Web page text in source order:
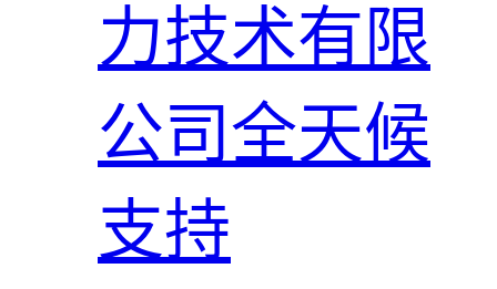
力技术有限
公司全天候
支持